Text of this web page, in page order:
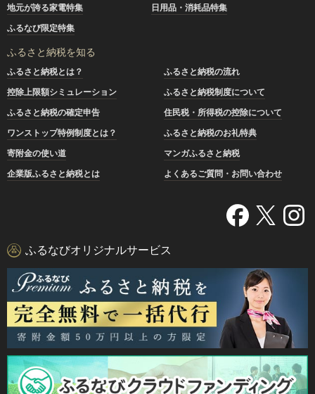
地元が誇る家電特集
日用品・消耗品特集
ふるなび限定特集
ふるさと納税を知る
ふるさと納税とは？
ふるさと納税の流れ
控除上限額シミュレーション
ふるさと納税制度について
ふるさと納税の確定申告
住民税・所得税の控除について
ワンストップ特例制度とは？
ふるさと納税のお礼特典
寄附金の使い道
マンガふるさと納税
企業版ふるさと納税とは
よくあるご質問・お問い合わせ
ふるなびオリジナルサービス